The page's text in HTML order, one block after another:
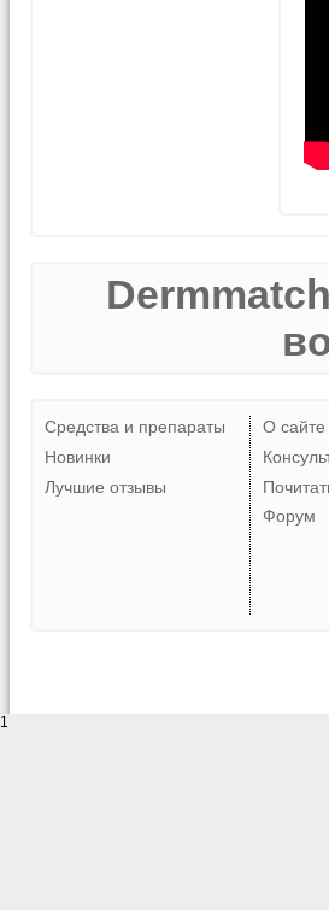
Средства и препараты
Новинки
Лучшие отзывы
О сайте
Форум
1